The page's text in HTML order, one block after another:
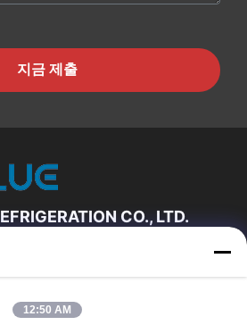
지금 제출
CO., LTD.
우리에 대하여
12:50 AM